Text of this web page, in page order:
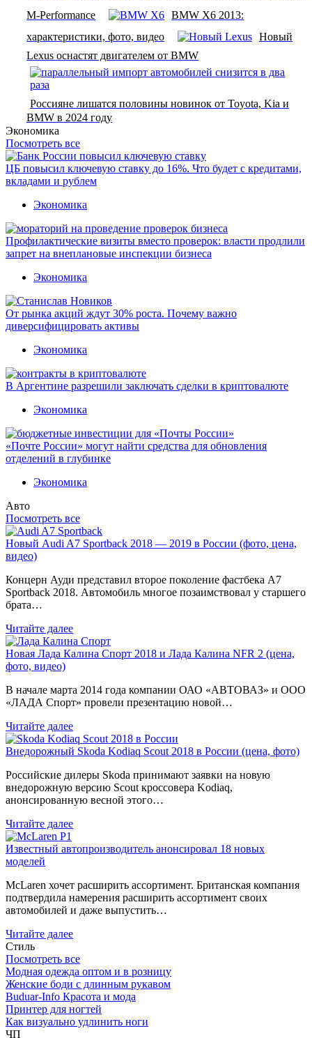
M-Performance
BMW X6 2013:
характеристики, фото, видео
Новый
Lexus оснастят двигателем от BMW
Россияне лишатся половины новинок от Toyota, Kia и
BMW в 2024 году
Экономика
Посмотреть все
ЦБ повысил ключевую ставку до 16%. Что будет с кредитами,
вкладами и рублем
Экономика
Профилактические визиты вместо проверок: власти продлили
запрет на внеплановые инспекции бизнеса
Экономика
От рынка акций ждут 30% роста. Почему важно
диверсифицировать активы
Экономика
В Аргентине разрешили заключать сделки в криптовалюте
Экономика
«Почте России» могут найти средства для обновления
отделений в глубинке
Экономика
Авто
Посмотреть все
Новый Audi A7 Sportback 2018 — 2019 в России (фото, цена,
видео)
Концерн Ауди представил второе поколение фастбека A7
Sportback 2018. Автомобиль многое позаимствовал у старшего
брата…
Читайте далее
Новая Лада Калина Спорт 2018 и Лада Калина NFR 2 (цена,
фото, видео)
В начале марта 2014 года компании ОАО «АВТОВАЗ» и ООО
«ЛАДА Спорт» провели презентацию новой…
Читайте далее
Внедорожный Skoda Kodiaq Scout 2018 в России (цена, фото)
Российские дилеры Skoda принимают заявки на новую
внедорожную версию Scout кроссовера Kodiaq,
анонсированную весной этого…
Читайте далее
Известный автопроизводитель анонсировал 18 новых
моделей
McLaren хочет расширить ассортимент. Британская компания
подтвердила намерения расширить ассортимент своих
автомобилей и даже выпустить…
Читайте далее
Стиль
Посмотреть все
Модная одежда оптом и в розницу
Женские боди с длинным рукавом
Buduar-Info Красота и мода
Принтер для ногтей
Как визуально удлинить ноги
ЧП